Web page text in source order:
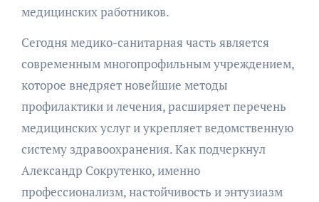
медицинских работников.
Сегодня медико-санитарная часть является
современным многопрофильным учреждением,
которое внедряет новейшие методы
профилактики и лечения, расширяет перечень
медицинских услуг и укрепляет ведомственную
систему здравоохранения. Как подчеркнул
Александр Сокрутенко, именно
профессионализм, настойчивость и энтузиазм